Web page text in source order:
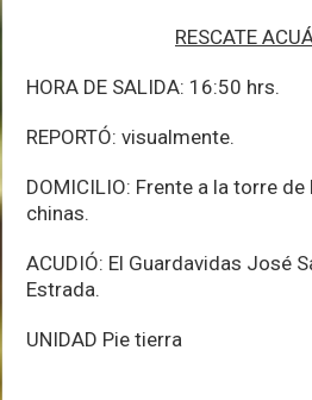
RESCATE
HORA DE SALIDA: 16:50 hrs.
REPORTÓ: visualmente.
DOMICILIO: Frente a la torre
chinas.
ACUDIÓ: El Guardavidas José
Estrada.
UNIDAD Pie tierra